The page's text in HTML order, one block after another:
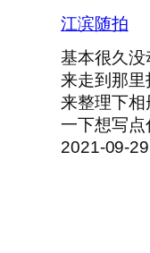
江滨随拍
基本很久没
来走到那里
来整理下相
一下想写
2021-09-29